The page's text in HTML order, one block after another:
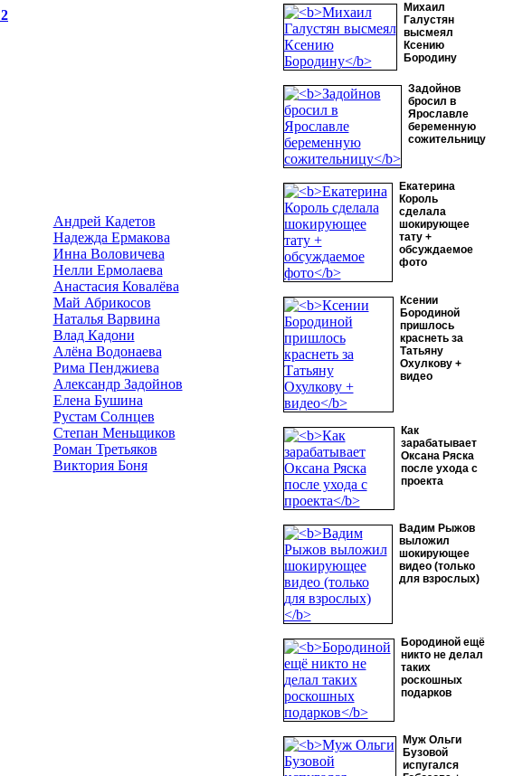
Михаил
Галустян
высмеял
Ксению
Бородину
Задойнов
бросил в
Ярославле
беременную
сожительницу
Екатерина
Король
сделала
шокирующее
тату +
обсуждаемое
фото
Ксении
Бородиной
пришлось
краснеть за
Татьяну
Охулкову +
видео
Как
зарабатывает
Оксана Ряска
после ухода с
проекта
Вадим Рыжов
выложил
шокирующее
видео (только
для взрослых)
Бородиной ещё
никто не делал
таких
роскошных
подарков
Муж Ольги
Бузовой
испугался
Андрей Кадетов
Надежда Ермакова
Инна Воловичева
Нелли Ермолаева
Анастасия Ковалёва
Май Абрикосов
Наталья Варвина
Влад Кадони
Алёна Водонаева
Рима Пенджиева
Александр Задойнов
Елена Бушина
Рустам Солнцев
Степан Меньщиков
Роман Третьяков
Виктория Боня